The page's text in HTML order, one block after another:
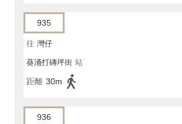
935
往 灣仔
葵涌打磚坪街 站
距離 30m
936